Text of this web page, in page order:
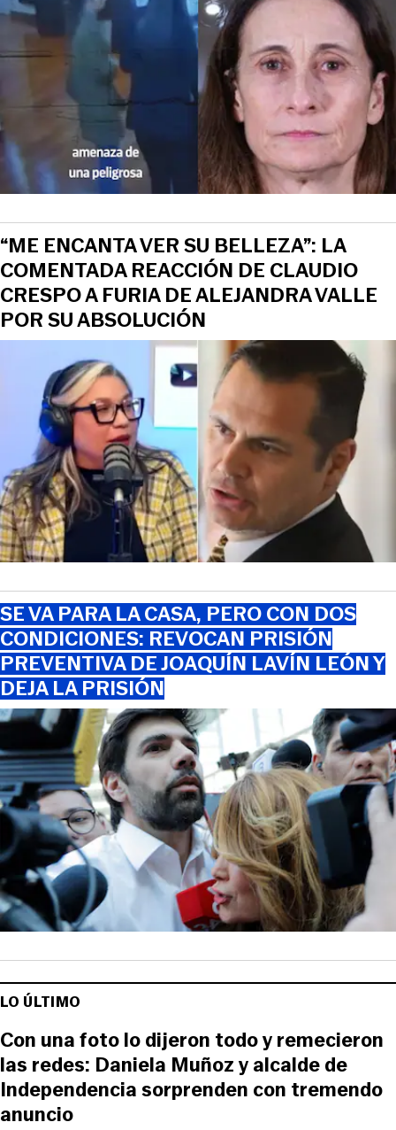
“ME ENCANTA VER SU BELLEZA”: LA
COMENTADA REACCIÓN DE CLAUDIO
CRESPO A FURIA DE ALEJANDRA VALLE
POR SU ABSOLUCIÓN
SE VA PARA LA CASA, PERO CON DOS
CONDICIONES: REVOCAN PRISIÓN
PREVENTIVA DE JOAQUÍN LAVÍN LEÓN Y
DEJA LA PRISIÓN
LO ÚLTIMO
Con una foto lo dijeron todo y remecieron
las redes: Daniela Muñoz y alcalde de
Independencia sorprenden con tremendo
anuncio